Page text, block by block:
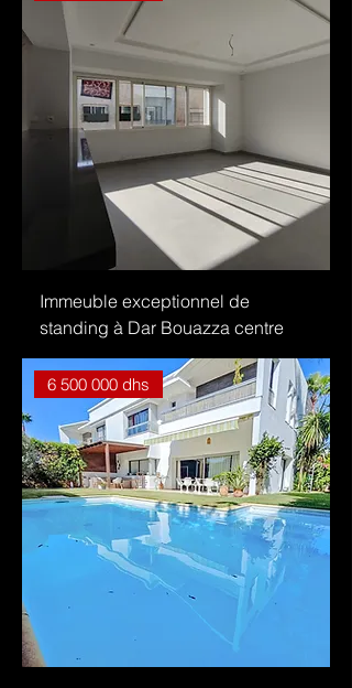
Immeuble exceptionnel de
standing à Dar Bouazza centre
6 500 000 dhs